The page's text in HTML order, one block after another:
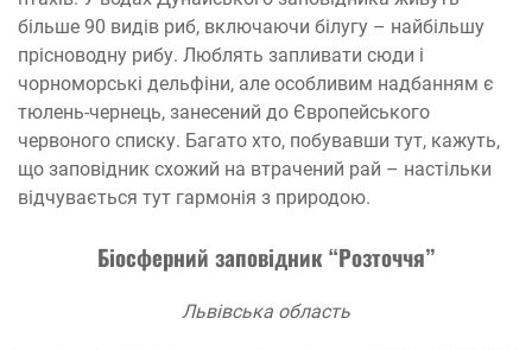
більше 90 видів риб, включаючи білугу – найбільшу
прісноводну рибу. Люблять запливати сюди і
чорноморські дельфіни, але особливим надбанням є
тюлень-чернець, занесений до Європейського
червоного списку. Багато хто, побувавши тут, кажуть,
що заповідник схожий на втрачений рай – настільки
відчувається тут гармонія з природою.
Біосферний заповідник “Розточчя”
Львівська область